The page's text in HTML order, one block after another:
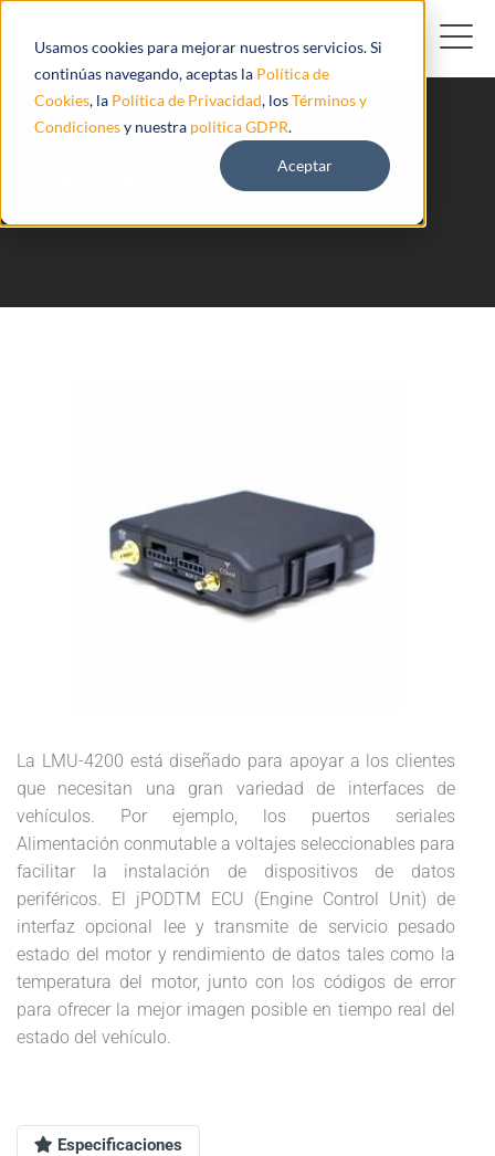
Usamos cookies para mejorar nuestros servicios. Si
continúas navegando, aceptas la Política de
Cookies, la Política de Privacidad, losTérminos y
Condicionesy nuestra politica GDPR.
Aceptar
LMU 4200 Calamp
La LMU-4200 está diseñado para apoyar a los clientes
que necesitan una gran variedad de interfaces de
vehículos. Por ejemplo, los puertos seriales
Alimentación conmutable a voltajes seleccionables para
facilitar la instalación de dispositivos de datos
periféricos. El jPODTM ECU (Engine Control Unit) de
interfaz opcional lee y transmite de servicio pesado
estado del motor y rendimiento de datos tales como la
temperatura del motor, junto con los códigos de error
para ofrecer la mejor imagen posible en tiempo real del
estado del vehículo.
Especificaciones